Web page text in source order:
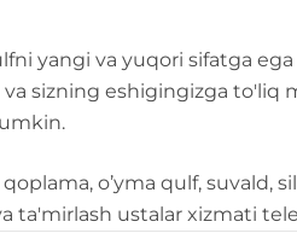
yangi va yuqori sifatga
sizning eshigingizga
o’yma qulf,
ta'mirlash ustalar xizmati